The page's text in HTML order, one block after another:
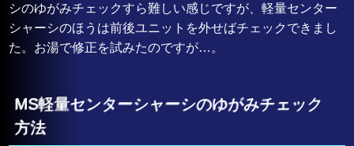
シのゆがみチェックすら難しい感じですが、軽量センター
シャーシのほうは前後ユニットを外せばチェックできまし
た。お湯で修正を試みたのですが…。
MS軽量センターシャーシのゆがみチェック
方法